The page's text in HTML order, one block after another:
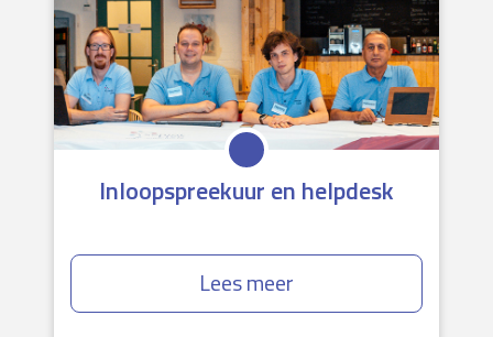
Inloopspreekuur en helpdesk
Lees meer